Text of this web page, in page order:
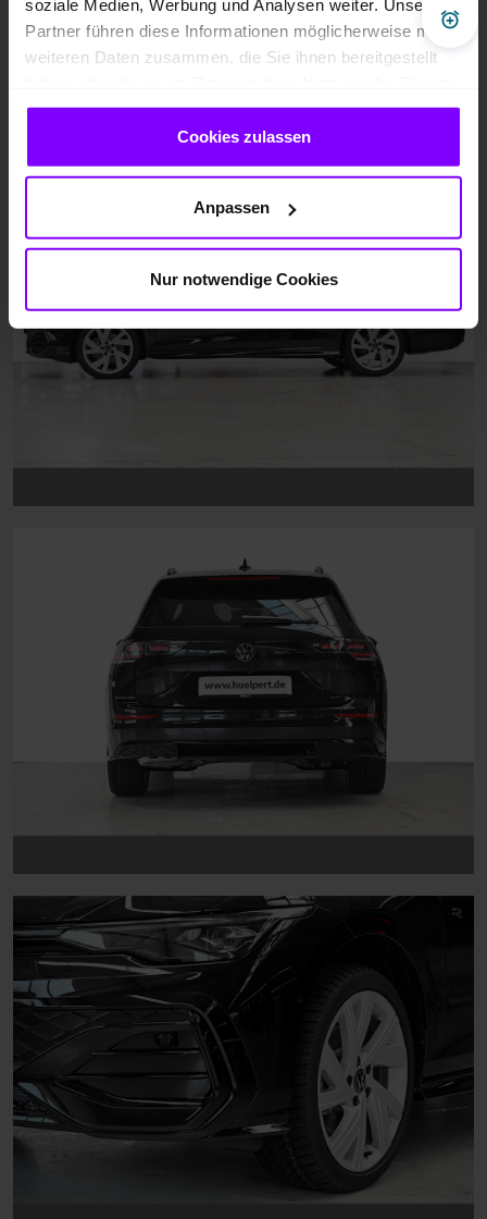
soziale Medien, Werbung und Analysen weiter. Unsere
Partner führen diese Informationen möglicherweise mit
weiteren Daten zusammen, die Sie ihnen bereitgestellt
gesammelt haben.
Cookies zulassen
Anpassen
Nur notwendige Cookies